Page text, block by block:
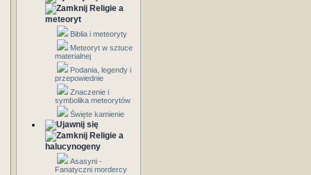
Religie a
meteoryt
Biblia i meteoryty
Meteoryt w sztuce
materialnej
Podania, legendy i
przepowiednie
Znaczenie i
symbolika meteorytów
Święte kamienie
Religie a
halucynogeny
Asasyni -
Fanatyczni mordercy